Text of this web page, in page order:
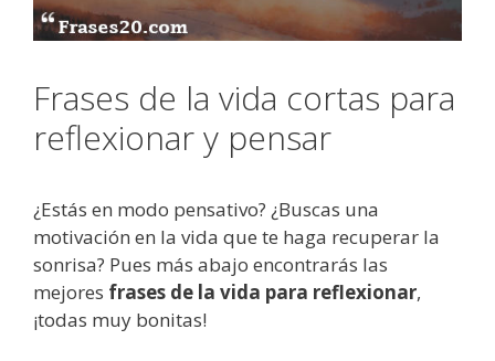
Frases de la vida cortas para
reflexionar y pensar
¿Estás en modo pensativo? ¿Buscas una
motivación en la vida que te haga recuperar la
sonrisa? Pues más abajo encontrarás las
mejores frases de la vida para reflexionar,
¡todas muy bonitas!